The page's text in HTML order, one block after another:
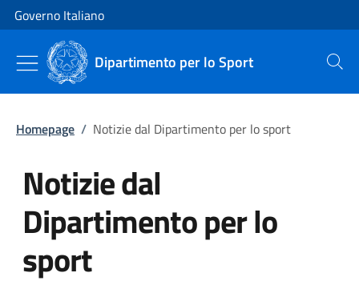
Vai al contenuto
Vai alla navigazione del sito
Governo Italiano
Dipartimento per lo Sport Cerca
Homepage / Notizie dal Dipartimento per lo sport
Notizie dal
Dipartimento per lo
sport